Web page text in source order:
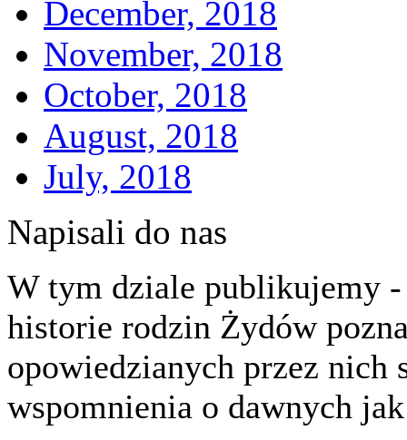
December, 2018
November, 2018
October, 2018
August, 2018
July, 2018
Napisali do nas
W tym dziale publikujemy -
historie rodzin Żydów
opowiedzianych przez
wspomnienia o dawnych